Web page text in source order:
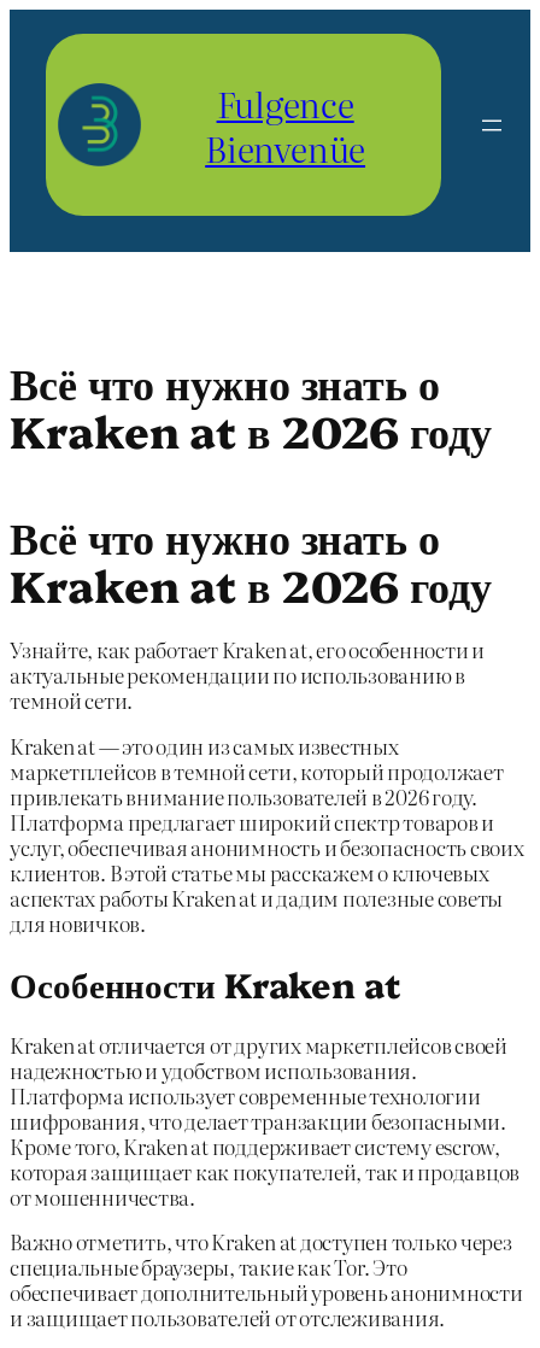
contenu
Fulgence
Bienvenüe
Всё что нужно знать о
Kraken at в 2026 году
Всё что нужно знать о
Kraken at в 2026 году
Узнайте, как работает Kraken at, его особенности и
актуальные рекомендации по использованию в
темной сети.
Kraken at — это один из самых известных
маркетплейсов в темной сети, который продолжает
привлекать внимание пользователей в 2026 году.
Платформа предлагает широкий спектр товаров и
услуг, обеспечивая анонимность и безопасность своих
клиентов. В этой статье мы расскажем о ключевых
аспектах работы Kraken at и дадим полезные советы
для новичков.
Особенности Kraken at
Kraken at отличается от других маркетплейсов своей
надежностью и удобством использования.
Платформа использует современные технологии
шифрования, что делает транзакции безопасными.
Кроме того, Kraken at поддерживает систему escrow,
которая защищает как покупателей, так и продавцов
от мошенничества.
Важно отметить, что Kraken at доступен только через
специальные браузеры, такие как Tor. Это
обеспечивает дополнительный уровень анонимности
и защищает пользователей от отслеживания.